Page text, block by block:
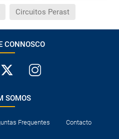
Circuitos Perast
CONNOSCO
SOMOS
Frequentes Contacto